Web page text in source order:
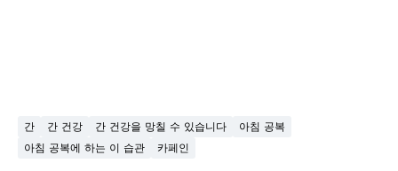
간 간 건강 간 건강을 망칠 수 있습니다
아침 공복
아침 공복에 하는 이 습관
카페인